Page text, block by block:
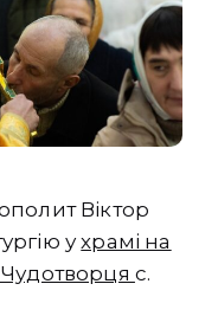
Віктор
ухрамі на
с.